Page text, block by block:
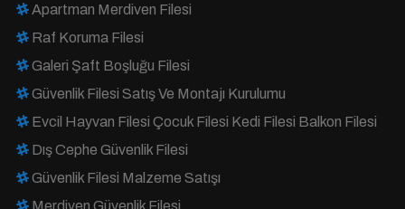
Apartman Merdiven Filesi
Raf Koruma Filesi
Galeri Şaft Boşluğu Filesi
Güvenlik Filesi Satış Ve Montajı Kurulumu
Evcil Hayvan Filesi Çocuk Filesi Kedi Filesi Balkon Filesi
Dış Cephe Güvenlik Filesi
Güvenlik Filesi Malzeme Satışı
Merdiven Güvenlik Filesi